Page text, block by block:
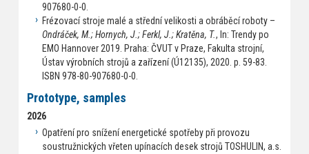
907680-0-0.
Frézovací stroje malé a střední velikosti a obráběcí roboty –
Ondráček, M.; Hornych, J.; Ferkl, J.; Kratěna, T., In: Trendy po
EMO Hannover 2019. Praha: ČVUT v Praze, Fakulta strojní,
Ústav výrobních strojů a zařízení (Ú12135), 2020. p. 59-83.
ISBN 978-80-907680-0-0.
Prototype, samples
2026
Opatření pro snížení energetické spotřeby při provozu
soustružnických vřeten upínacích desek strojů TOSHULIN, a.s.